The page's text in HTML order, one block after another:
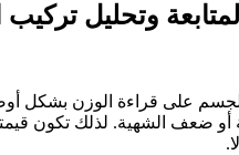
وتحليل
على قراءة الوزن بشكل
ضعف الشهية. لذلك تكون